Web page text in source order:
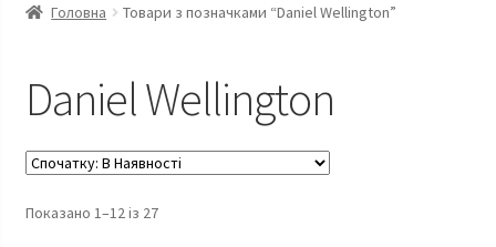
Кошик
Мій аккаунт
Оформлення замовлення
Головна Товари з позначками “Daniel Wellington”
Daniel Wellington
Показано 1–12 із 27